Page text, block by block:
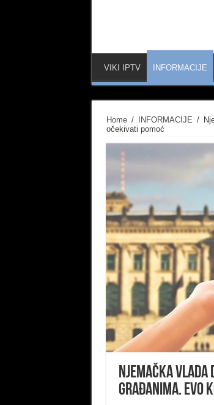
VIKI IPTV INFORMACIJE
Home / INFORMACIJE /
očekivati pomoć
Njemačka vlada
građanima. Evo